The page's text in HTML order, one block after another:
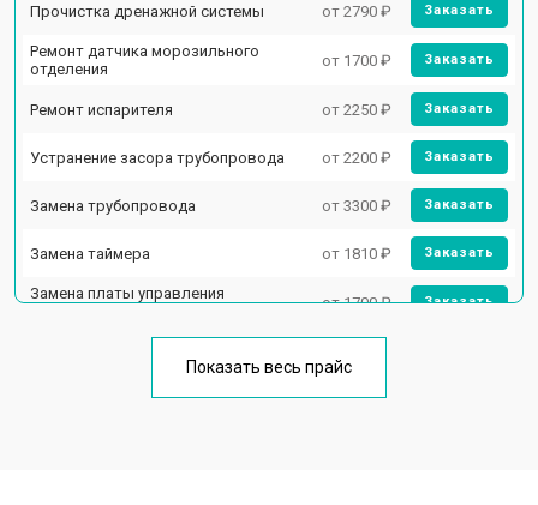
Прочистка дренажной системы от 2790 ₽ Заказать
Ремонт датчика морозильного
отделения
от 1700 ₽ Заказать
Ремонт испарителя от 2250 ₽ Заказать
Устранение засора трубопровода от 2200 ₽ Заказать
Замена трубопровода от 3300 ₽ Заказать
Замена таймера от 1810 ₽ Заказать
Замена платы управления
от 1700 ₽ Заказать
Ремонт/замена датчика
Замена термостата от 1700 ₽
Показать весь прайс